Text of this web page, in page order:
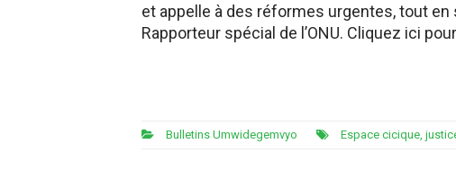
et appelle à des réformes urgentes, tout
Rapporteur spécial de l’ONU. Cliquez ici
Bulletins Umwidegemvyo Espace cicique